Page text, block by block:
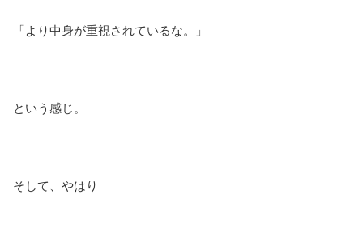
「より中身が重視されているな。」
という感じ。
そして、やはり